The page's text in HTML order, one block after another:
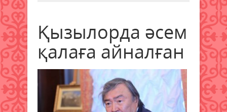
Қызылорда әсем
қалаға айналған